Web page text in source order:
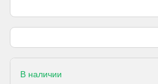
В наличии